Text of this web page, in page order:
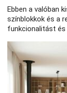
Ebben a valóban
színblokkok és a
funkcionalitást